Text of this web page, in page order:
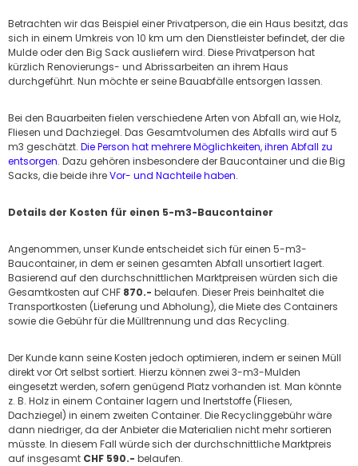
Betrachten wir das Beispiel einer Privatperson, die ein Haus besitzt, das
sich in einem Umkreis von 10 km um den Dienstleister befindet, der die
Mulde oder den Big Sack ausliefern wird. Diese Privatperson hat
kürzlich Renovierungs- und Abrissarbeiten an ihrem Haus
durchgeführt. Nun möchte er seine Bauabfälle entsorgen lassen.
Bei den Bauarbeiten fielen verschiedene Arten von Abfall an, wie Holz,
Fliesen und Dachziegel. Das Gesamtvolumen des Abfalls wird auf 5
m3 geschätzt. Die Person hat mehrere Möglichkeiten, ihren Abfall zu
entsorgen. Dazu gehören insbesondere der Baucontainer und die Big
Sacks, die beide ihreVor- und Nachteile haben.
Details der Kosten für einen 5-m3-Baucontainer
Angenommen, unser Kunde entscheidet sich für einen 5-m3-
Baucontainer, in dem er seinen gesamten Abfall unsortiert lagert.
Basierend auf den durchschnittlichen Marktpreisen würden sich die
Gesamtkosten auf CHF 870.- belaufen. Dieser Preis beinhaltet die
Transportkosten (Lieferung und Abholung), die Miete des Containers
sowie die Gebühr für die Mülltrennung und das Recycling.
Der Kunde kann seine Kosten jedoch optimieren, indem er seinen Müll
direkt vor Ort selbst sortiert. Hierzu können zwei 3-m3-Mulden
eingesetzt werden, sofern genügend Platz vorhanden ist. Man könnte
z. B. Holz in einem Container lagern und Inertstoffe (Fliesen,
Dachziegel) in einem zweiten Container. Die Recyclinggebühr wäre
dann niedriger, da der Anbieter die Materialien nicht mehr sortieren
müsste. In diesem Fall würde sich der durchschnittliche Marktpreis
auf insgesamt CHF 590.- belaufen.